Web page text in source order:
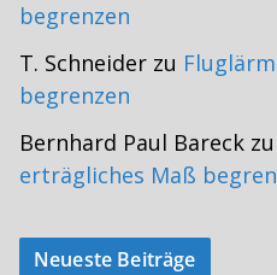
begrenzen
T. Schneider zu
begrenzen
Bernhard Paul Bareck zu
erträgliches Maß
Neueste Beiträge